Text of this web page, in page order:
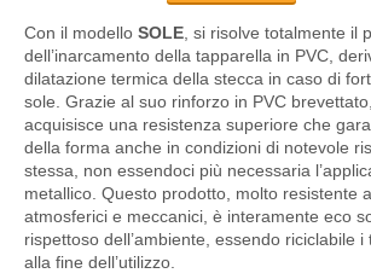
Con il modello SOLE , si risolve totalmente il
dell’inarcamento della tapparella in PVC,
dilatazione termica della stecca in caso di
sole. Grazie al suo rinforzo in PVC
acquisisce una resistenza superiore che
della forma anche in condizioni di notevole
stessa, non essendoci più necessaria
metallico. Questo prodotto, molto resistente
atmosferici e meccanici, è interamente eco
rispettoso dell’ambiente, essendo riciclabile i
alla fine dell’utilizzo.